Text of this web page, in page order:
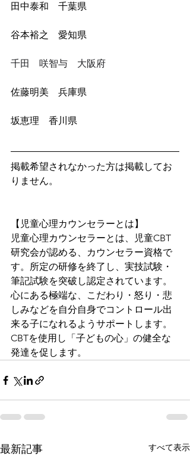
田中泰和　千葉県
谷本裕之　愛知県
千田　咲智与　大阪府
佐藤明美　兵庫県
坂恵理　香川県
掲載希望されなかった方は掲載してお
りません。
【児童心理カウンセラーとは】
児童心理カウンセラーとは、児童CBT
研究会が認める、カウンセラー資格で
す。所定の研修を終了し、実技試験・
筆記試験を突破し認定されています。
心にある極端な、こだわり・怒り・悲
しみなどを自分自身でコントロール出
来る子になれるようサポートします。
CBTを使用し「子どもの心」の健全な
発達を促します。
最新記事 すべて表示